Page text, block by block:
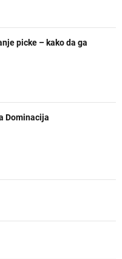
picke – kako da ga
Dominacija